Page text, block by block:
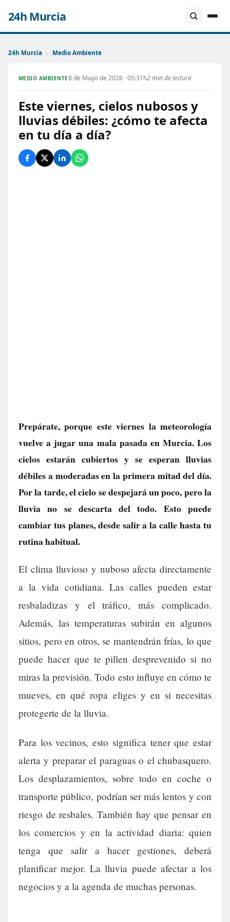
24h Murcia
24h Murcia › Medio Ambiente
MEDIO AMBIENTE8 de Mayo de 2026 · 05:31h2 min de lectura
Este viernes, cielos nubosos y
lluvias débiles: ¿cómo te afecta
en tu día a día?
Prepárate, porque este viernes la meteorología
vuelve a jugar una mala pasada en Murcia. Los
cielos estarán cubiertos y se esperan lluvias
débiles a moderadas en la primera mitad del día.
Por la tarde, el cielo se despejará un poco, pero la
lluvia no se descarta del todo. Esto puede
cambiar tus planes, desde salir a la calle hasta tu
rutina habitual.
El clima lluvioso y nuboso afecta directamente
a la vida cotidiana. Las calles pueden estar
resbaladizas y el tráfico, más complicado.
Además, las temperaturas subirán en algunos
sitios, pero en otros, se mantendrán frías, lo que
puede hacer que te pillen desprevenido si no
miras la previsión. Todo esto influye en cómo te
mueves, en qué ropa eliges y en si necesitas
protegerte de la lluvia.
Para los vecinos, esto significa tener que estar
alerta y preparar el paraguas o el chubasquero.
Los desplazamientos, sobre todo en coche o
transporte público, podrían ser más lentos y con
riesgo de resbales. También hay que pensar en
los comercios y en la actividad diaria: quien
tenga que salir a hacer gestiones, deberá
planificar mejor. La lluvia puede afectar a los
negocios y a la agenda de muchas personas.